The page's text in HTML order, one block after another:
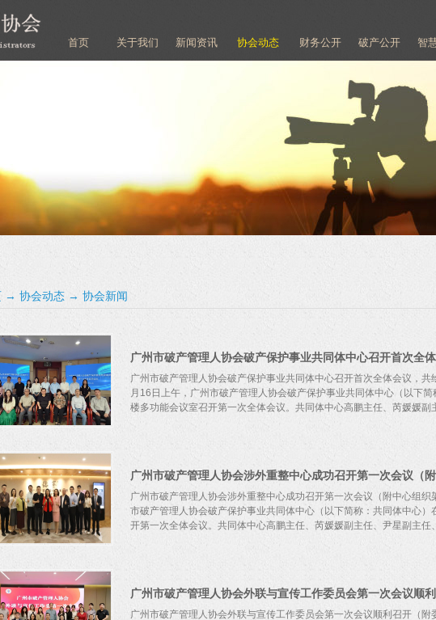
首页 关于我们 新闻资讯 协会动态 财务公开 破产公开 智
→ 协会动态 → 协会新闻
广州市破产管理人协会破产保护事业共同体中心召开首次全体会议，
月16日上午，广州市破产管理人协会破产保护事业共同体中心（以下
楼多功能会议室召开第一次全体会议。共同体中心高鹏主任、芮媛媛副
明确了共同体中心的主要任务与职责方向。会议上，高鹏主任提出要组
问题的共同体中心，并从化解银行、金融公司、企业债务，化解管理
阂，搭建管理人与银行、资产管理公司之间的桥梁等三个方面明确了
定位。随后，芮媛媛副主任、尹星副主任、苏于国副主任分别就共同体
广州市破产管理人协会涉外重整中心成功召开第一次会议（附
广州市破产管理人协会涉外重整中心成功召开第一次会议（附中心组
市破产管理人协会破产保护事业共同体中心（以下简称：共同体中心
开第一次全体会议。共同体中心高鹏主任、芮媛媛副主任、尹星副主任
伟荣主任明确涉外重整中心设立的初衷是拓展知识面，累计各国各法域
件，提升广州破产管理人涉外破产管理及重整重组服务的专业水平，
广州市破产管理人协会外联与宣传工作委员会第一次会议顺利
广州市破产管理人协会外联与宣传工作委员会第一次会议顺利召开（